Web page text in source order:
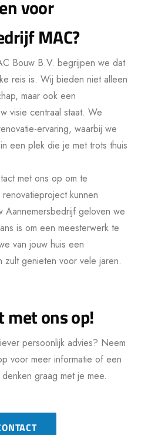
voor
MAC?
Bouw B.V. begrijpen we dat
reis is. Wij bieden niet alleen
maar ook een
visie centraal staat. We
ervaring, waarbij we
een plek die je met trots thuis
met ons op om te
kunnen
Aannemersbedrijf geloven we
is om een meesterwerk te
van jouw huis een
zult genieten voor vele jaren.
met ons op!
persoonlijk advies? Neem
voor meer informatie of een
graag met je mee.